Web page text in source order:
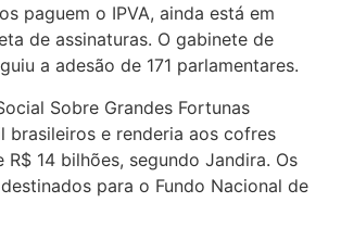
paguem o IPVA, ainda está em
de assinaturas. O gabinete de
a adesão de 171 parlamentares.
Sobre Grandes Fortunas
brasileiros e renderia aos cofres
R$ 14 bilhões, segundo Jandira. Os
para o Fundo Nacional de